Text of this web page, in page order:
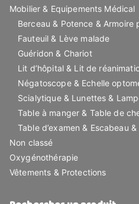
Mobilier & Equipements Médical
Berceau & Potence & Armoire
Fauteuil & Lève malade
Guéridon & Chariot
Lit d’hôpital & Lit de
Négatoscope & Echelle
Scialytique & Lunettes &
Table à manger & Table de
Table d’examen & Escabeau
Non classé
Oxygénothérapie
Vêtements & Protections